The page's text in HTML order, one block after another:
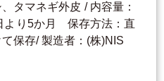
タマネギ外皮 / 内容量：
より5か月 保存方法：直
保存/ 製造者：(株)NIS